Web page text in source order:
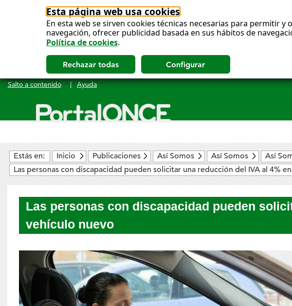
Esta página web usa cookies
En esta web se sirven cookies técnicas necesarias para permitir
navegación, ofrecer publicidad basada en sus hábitos de
Política de cookies.
Salto a contenido | Ayuda
Estás en: Inicio Publicaciones Así Somos Así Somos Así
Las personas con discapacidad pueden solicitar una reducción del IVA al 4%
Las personas con discapacidad pueden
vehículo nuevo